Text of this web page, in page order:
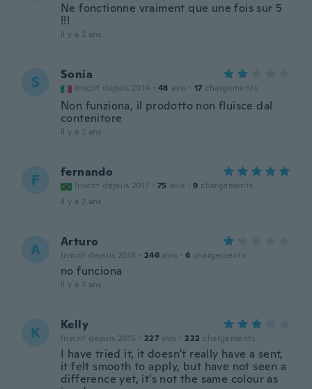
Ne fonctionne vraiment que une fois sur 5
!!!
il y a 2 ans
S Sonia
Inscrit depuis 2014 · 48 avis · 17 chargements
Non funziona, il prodotto non fluisce dal
contenitore
il y a 2 ans
F fernando
Inscrit depuis 2017 · 75 avis · 9 chargements
il y a 2 ans
A Arturo
Inscrit depuis 2018 · 246 avis · 6 chargements
no funciona
il y a 2 ans
K Kelly
Inscrit depuis 2015 · 227 avis · 222 chargements
I have tried it, it doesn't really have a sent,
it felt smooth to apply, but have not seen a
difference yet, it's not the same colour as